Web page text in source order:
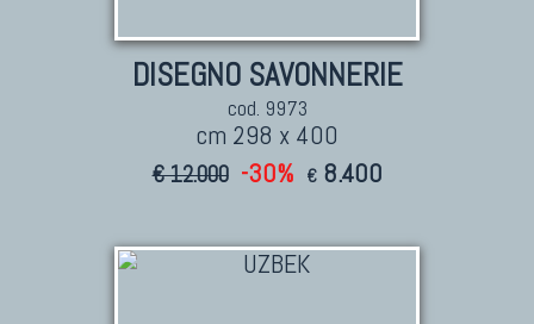
DISEGNO SAVONNERIE
cod. 9973
cm 298 x 400
€ 12.000 -30% € 8.400